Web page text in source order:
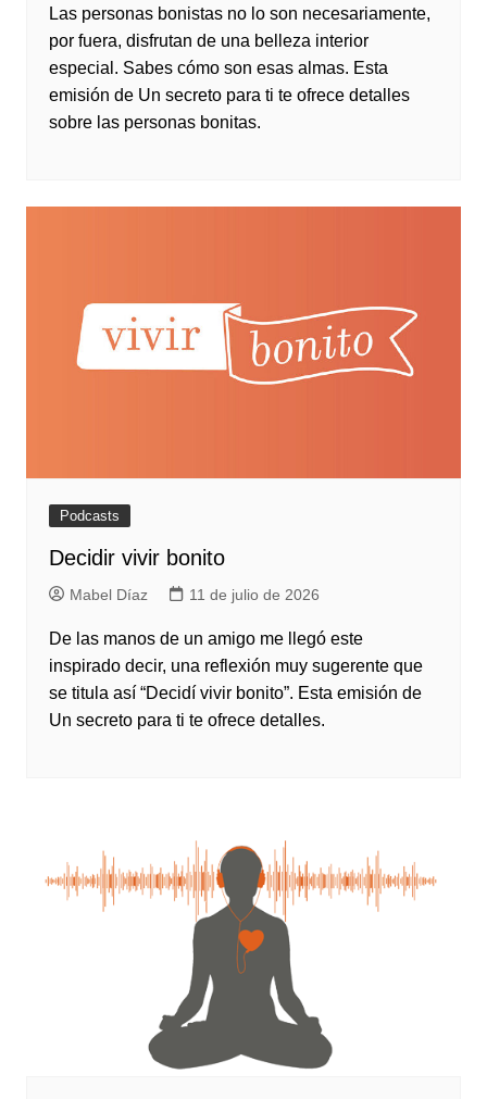
Las personas bonistas no lo son necesariamente,
por fuera, disfrutan de una belleza interior
especial. Sabes cómo son esas almas. Esta
emisión de Un secreto para ti te ofrece detalles
sobre las personas bonitas.
Podcasts
Decidir vivir bonito
Mabel Díaz 11 de julio de 2026
De las manos de un amigo me llegó este
inspirado decir, una reflexión muy sugerente que
se titula así “Decidí vivir bonito”. Esta emisión de
Un secreto para ti te ofrece detalles.